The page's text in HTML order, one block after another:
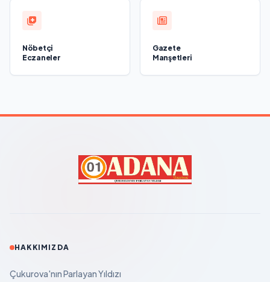
Nöbetçi
Eczaneler
Gazete
Manşetleri
HAKKIMIZDA
Çukurova'nın Parlayan Yıldızı